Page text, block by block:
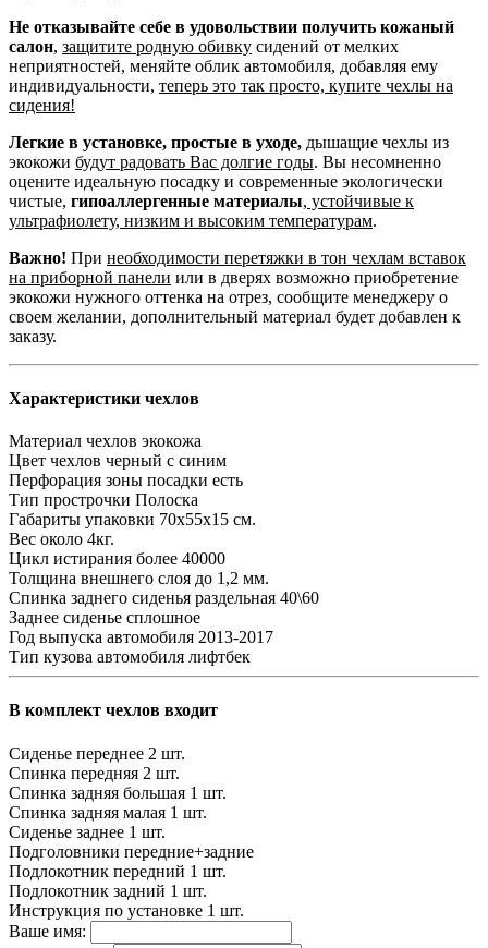
Не отказывайте себе в удовольствии получить кожаный
салон, защитите родную обивку сидений от мелких
неприятностей, меняйте облик автомобиля, добавляя ему
индивидуальности, теперь это так просто, купите чехлы на
сидения!
Легкие в установке, простые в уходе, дышащие чехлы из
экокожи будут радовать Вас долгие годы. Вы несомненно
оцените идеальную посадку и современные экологически
чистые, гипоаллергенные материалы, устойчивые к
ультрафиолету, низким и высоким температурам.
Важно! При необходимости перетяжки в тон чехлам вставок
на приборной панели или в дверях возможно приобретение
экокожи нужного оттенка на отрез, сообщите менеджеру о
своем желании, дополнительный материал будет добавлен к
заказу.
Характеристики чехлов
Материал чехлов экокожа
Цвет чехлов черный с синим
Перфорация зоны посадки есть
Тип прострочки Полоска
Габариты упаковки 70х55х15 см.
Вес около 4кг.
Цикл истирания более 40000
Толщина внешнего слоя до 1,2 мм.
Спинка заднего сиденья раздельная 40\60
Заднее сиденье сплошное
Год выпуска автомобиля 2013-2017
Тип кузова автомобиля лифтбек
В комплект чехлов входит
Сиденье переднее 2 шт.
Спинка передняя 2 шт.
Спинка задняя большая 1 шт.
Спинка задняя малая 1 шт.
Сиденье заднее 1 шт.
Подголовники передние+задние
Подлокотник передний 1 шт.
Подлокотник задний 1 шт.
Инструкция по установке 1 шт.
Ваше имя: